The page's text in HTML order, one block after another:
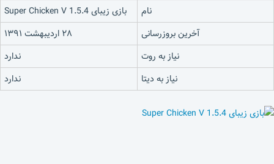
نام
بازی زیبای Super Chicken V 1.5.4
آخرین بروزرسانی
۲۸ اردیبهشت ۱۳۹۱
نیاز به روت
ندارد
نیاز به دیتا
ندارد